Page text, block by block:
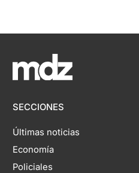
SECCIONES
Últimas noticias
Economía
Policiales